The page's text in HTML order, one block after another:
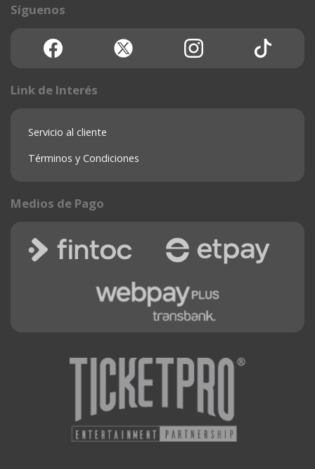
CHILE ME VOY A
SANTIAGO.
Teatro Municipal De
Santiago
Síguenos
Link de Interés
Servicio al cliente
Términos y Condiciones
Medios de Pago